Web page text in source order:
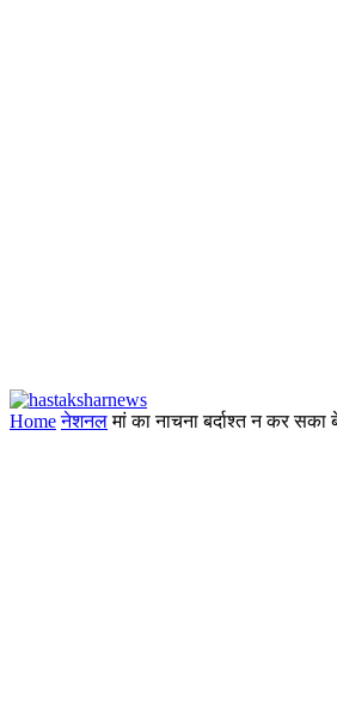
Home नेशनल मां का नाचना बर्दाश्त न कर सका